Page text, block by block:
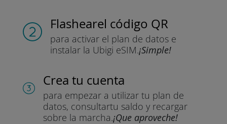
Flashearel código QR
para activar el plan de datos e
instalar la Ubigi eSIM.¡Simple!
Crea tu cuenta
para empezar a utilizar tu plan de
datos, consultartu saldo y recargar
sobre la marcha.¡Que aproveche!